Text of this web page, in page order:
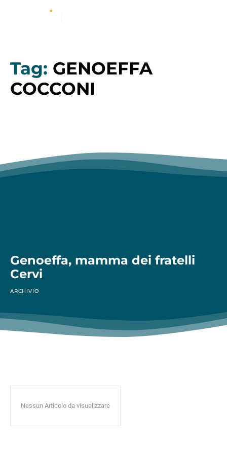
Tag: GENOEFFA
COCCONI
Genoeffa, mamma dei fratelli
Cervi
ARCHIVIO
Nessun Articolo da visualizzare